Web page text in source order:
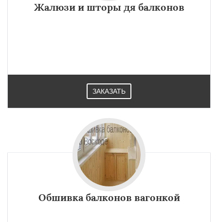
Жалюзи и шторы дя балконов
ЗАКАЗАТЬ
Обшивка балконов вагонкой